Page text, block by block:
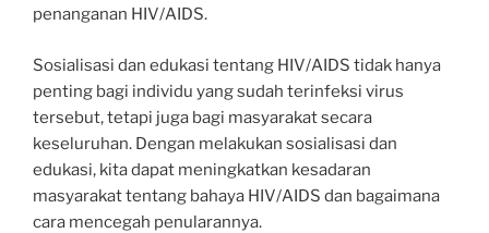
penanganan HIV/AIDS.
Sosialisasi dan edukasi tentang HIV/AIDS tidak hanya
penting bagi individu yang sudah terinfeksi virus
tersebut, tetapi juga bagi masyarakat secara
keseluruhan. Dengan melakukan sosialisasi dan
edukasi, kita dapat meningkatkan kesadaran
masyarakat tentang bahaya HIV/AIDS dan bagaimana
cara mencegah penularannya.